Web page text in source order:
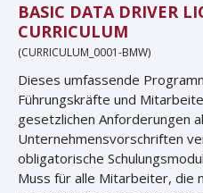
BASIC DATA DRIVER
CURRICULUM
(CURRICULUM_0001-BMW)
Dieses umfassende
Führungskräfte und
gesetzlichen Anforderungen
Unternehmensvorschriften
obligatorische
Muss für alle Mitarbeiter, die